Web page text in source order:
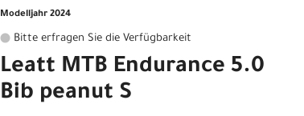
Modelljahr 2024
Bitte erfragen Sie die Verfügbarkeit
Leatt MTB Endurance 5.0
Bib peanut S